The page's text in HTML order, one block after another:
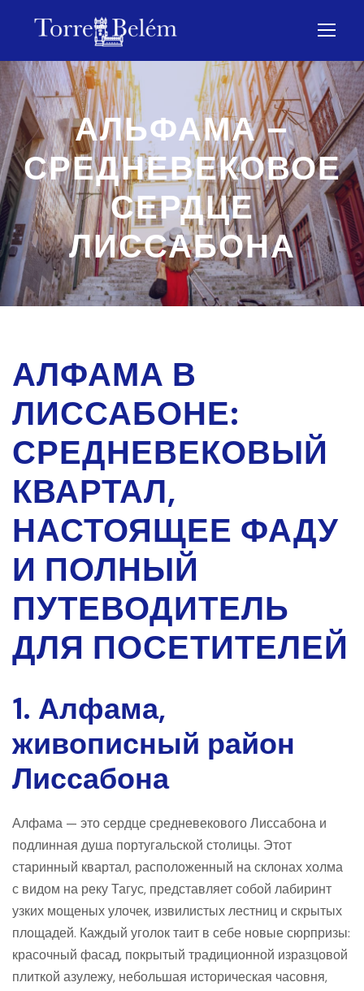
АЛЬФАМА –
СРЕДНЕВЕКОВОЕ
СЕРДЦЕ
ЛИССАБОНА
АЛФАМА В
ЛИССАБОНЕ:
СРЕДНЕВЕКОВЫЙ
КВАРТАЛ,
НАСТОЯЩЕЕ ФАДУ
И ПОЛНЫЙ
ПУТЕВОДИТЕЛЬ
ДЛЯ ПОСЕТИТЕЛЕЙ
1. Алфама,
живописный район
Лиссабона
Алфама — это сердце средневекового Лиссабона и
подлинная душа португальской столицы. Этот
старинный квартал, расположенный на склонах холма
с видом на реку Тагус, представляет собой лабиринт
узких мощеных улочек, извилистых лестниц и скрытых
площадей. Каждый уголок таит в себе новые сюрпризы:
красочный фасад, покрытый традиционной изразцовой
плиткой азулежу, небольшая историческая часовня,